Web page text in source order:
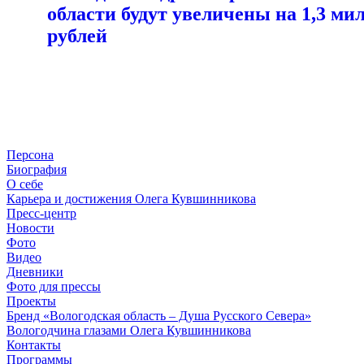
области будут увеличены на 1,3
рублей
Персона
Биография
О себе
Карьера и достижения Олега Кувшинникова
Пресс-центр
Новости
Фото
Видео
Дневники
Фото для прессы
Проекты
Бренд «Вологодская область – Душа Русского Севера»
Вологодчина глазами Олега Кувшинникова
Контакты
Программы